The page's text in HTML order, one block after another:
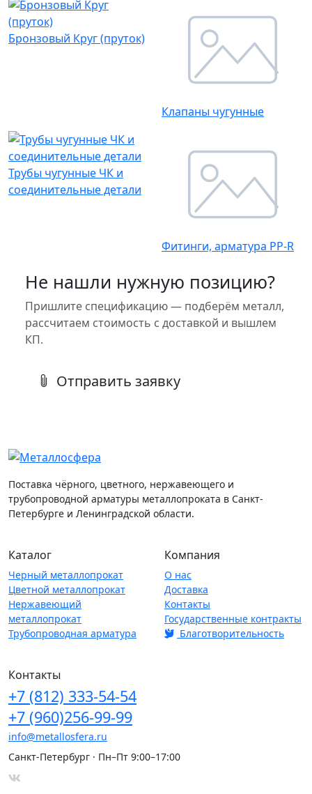
Бронзовый Круг (пруток)
Клапаны чугунные
Трубы чугунные ЧК и
соединительные детали
Фитинги, арматура PP-R
Не нашли нужную позицию?
Пришлите спецификацию — подберём металл,
рассчитаем стоимость с доставкой и вышлем
КП.
Отправить заявку
Поставка чёрного, цветного, нержавеющего и
трубопроводной арматуры металлопроката в Санкт-
Петербурге и Ленинградской области.
Каталог
Черный металлопрокат
Цветной металлопрокат
Нержавеющий
металлопрокат
Трубопроводная арматура
Компания
О нас
Доставка
Контакты
Государственные контракты
Благотворительность
Контакты
+7 (812) 333-54-54
+7 (960)256-99-99
info@metallosfera.ru
Санкт-Петербург · Пн–Пт 9:00–17:00